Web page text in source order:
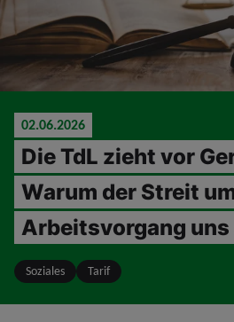
02.06.2026
Die TdL zieht vor
Warum der Streit
Arbeitsvorgang
Soziales Tarif